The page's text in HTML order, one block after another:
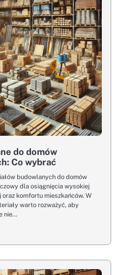
do domów
Co wybrać
budowlanych do domów
dla osiągnięcia wysokiej
komfortu mieszkańców. W
warto rozważyć, aby
nie…